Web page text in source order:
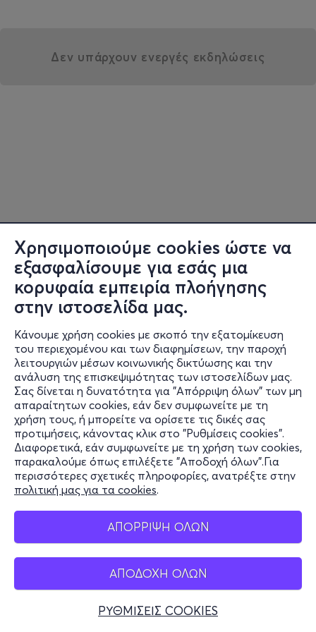
Χρησιμοποιούμε cookies ώστε να
εξασφαλίσουμε για εσάς μια
κορυφαία εμπειρία πλοήγησης
στην ιστοσελίδα μας.
Κάνουμε χρήση cookies με σκοπό την εξατομίκευση
του περιεχομένου και των διαφημίσεων, την παροχή
λειτουργιών μέσων κοινωνικής δικτύωσης και την
ανάλυση της επισκεψιμότητας των ιστοσελίδων μας.
Σας δίνεται η δυνατότητα για "Απόρριψη όλων" των μη
απαραίτητων cookies, εάν δεν συμφωνείτε με τη
χρήση τους, ή μπορείτε να ορίσετε τις δικές σας
προτιμήσεις, κάνοντας κλικ στο "Ρυθμίσεις cookies".
Διαφορετικά, εάν συμφωνείτε με τη χρήση των cookies,
παρακαλούμε όπως επιλέξετε "Αποδοχή όλων".Για
περισσότερες σχετικές πληροφορίες, ανατρέξτε στην
πολιτική μας για τα cookies.
ΑΠΟΡΡΙΨΗ ΟΛΩΝ
ΑΠΟΔΟΧΗ ΟΛΩΝ
ΡΥΘΜΙΣΕΙΣ COOKIES
Δεν υπάρχουν ενεργές εκδηλώσεις